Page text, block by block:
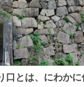
口とは、にわか